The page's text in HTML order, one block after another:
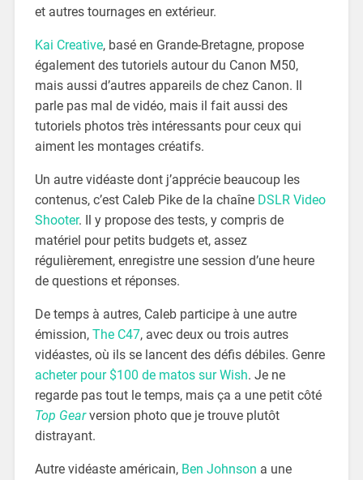
et autres tournages en extérieur.
Kai Creative, basé en Grande-Bretagne, propose
également des tutoriels autour du Canon M50,
mais aussi d’autres appareils de chez Canon. Il
parle pas mal de vidéo, mais il fait aussi des
tutoriels photos très intéressants pour ceux qui
aiment les montages créatifs.
Un autre vidéaste dont j’apprécie beaucoup les
contenus, c’est Caleb Pike de la chaîne DSLR Video
Shooter. Il y propose des tests, y compris de
matériel pour petits budgets et, assez
régulièrement, enregistre une session d’une heure
de questions et réponses.
De temps à autres, Caleb participe à une autre
émission, The C47, avec deux ou trois autres
vidéastes, où ils se lancent des défis débiles. Genre
acheter pour $100 de matos sur Wish. Je ne
regarde pas tout le temps, mais ça a une petit côté
Top Gearversion photo que je trouve plutôt
distrayant.
Autre vidéaste américain, Ben Johnson a une